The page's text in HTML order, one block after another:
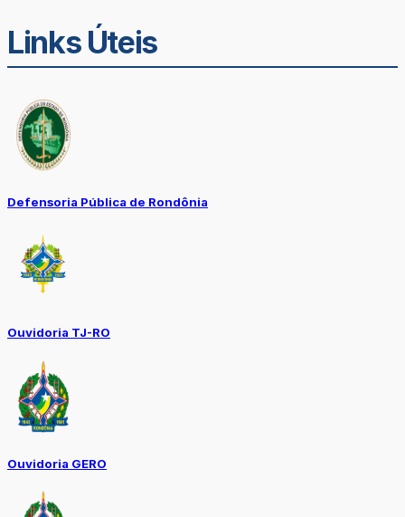
Links Úteis
Defensoria Pública de Rondônia
Ouvidoria TJ-RO
Ouvidoria GERO